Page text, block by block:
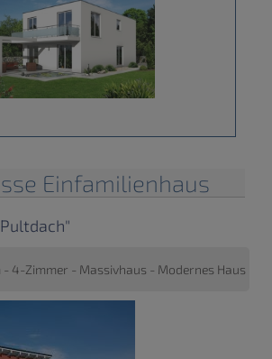
Einfamilienhaus
- 4-Zimmer - Massivhaus - Modernes Haus